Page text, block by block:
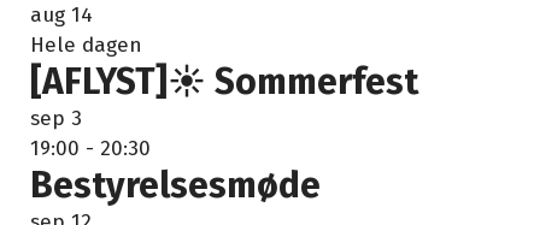
aug 14
Hele dagen
[AFLYST]☀️ Sommerfest
sep 3
19:00 - 20:30
Bestyrelsesmøde